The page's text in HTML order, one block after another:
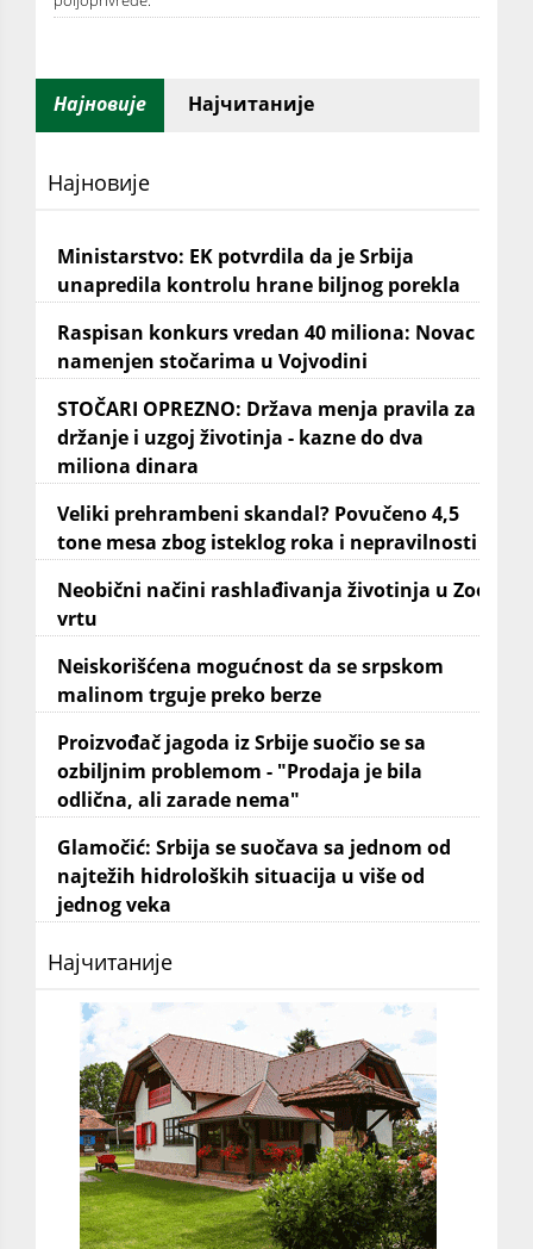
Најновије Најчитаније
Најновије
Ministarstvo: EK potvrdila da je Srbija
unapredila kontrolu hrane biljnog porekla
Raspisan konkurs vredan 40 miliona: Novac
namenjen stočarima u Vojvodini
STOČARI OPREZNO: Država menja pravila za
držanje i uzgoj životinja - kazne do dva
miliona dinara
Veliki prehrambeni skandal? Povučeno 4,5
tone mesa zbog isteklog roka i nepravilnosti
Neobični načini rashlađivanja životinja u Zoo
vrtu
Neiskorišćena mogućnost da se srpskom
malinom trguje preko berze
Proizvođač jagoda iz Srbije suočio se sa
ozbiljnim problemom - "Prodaja je bila
odlična, ali zarade nema"
Glamočić: Srbija se suočava sa jednom od
najtežih hidroloških situacija u više od
jednog veka
Најчитаније